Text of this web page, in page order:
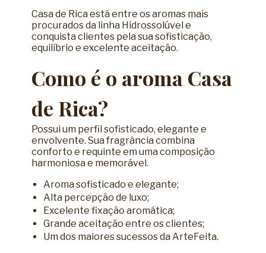
Casa de Rica está entre os aromas mais
procurados da linha Hidrossolúvel e
conquista clientes pela sua sofisticação,
equilíbrio e excelente aceitação.
Como é o aroma Casa
de Rica?
Possui um perfil sofisticado, elegante e
envolvente. Sua fragrância combina
conforto e requinte em uma composição
harmoniosa e memorável.
Aroma sofisticado e elegante;
Alta percepção de luxo;
Excelente fixação aromática;
Grande aceitação entre os clientes;
Um dos maiores sucessos da ArteFeita.